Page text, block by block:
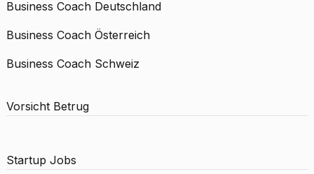
Business Coach Deutschland
Business Coach Österreich
Business Coach Schweiz
Vorsicht Betrug
Startup Jobs